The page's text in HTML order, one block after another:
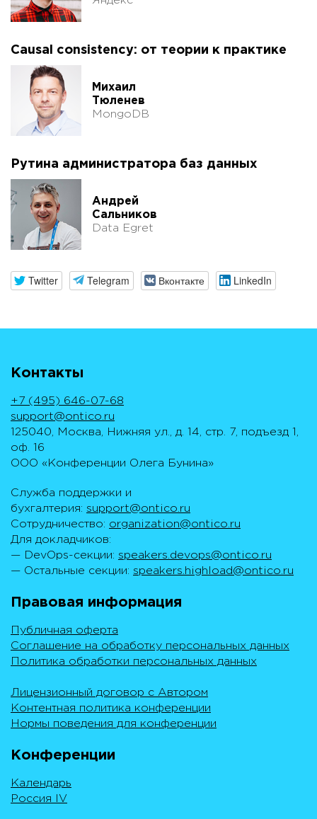
Causal consistency: от теории к практике
Михаил
Тюленев
MongoDB
Рутина администратора баз данных
Андрей
Сальников
Data Egret
Twitter Telegram Вконтакте LinkedIn
Контакты
+7 (495) 646-07-68
support@ontico.ru
125040, Москва, Нижняя ул., д. 14, стр. 7, подъезд 1,
оф. 16
ООО «Конференции Олега Бунина»
Служба поддержки и
бухгалтерия: support@ontico.ru
Сотрудничество: organization@ontico.ru
Для докладчиков:
— DevOps-секции: speakers.devops@ontico.ru
— Остальные секции: speakers.highload@ontico.ru
Конференции
Календарь
Россия IV
Правовая информация
Публичная оферта
Соглашение на обработку персональных данных
Политика обработки персональных данных
Лицензионный договор с Автором
Контентная политика конференции
Нормы поведения для конференции